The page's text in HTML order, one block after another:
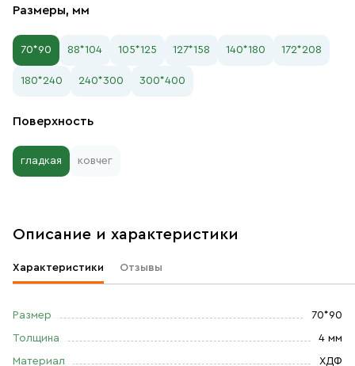
Размеры, мм
70*90 88*104 105*125 127*158 140*180 172*208
180*240 240*300 300*400
Поверхность
гладкая ковчег
Описание и характеристики
Характеристики Отзывы
Размер 70*90
Толщина 4 мм
Материал ХДФ